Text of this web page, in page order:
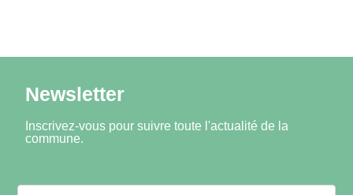
Newsletter
Inscrivez-vous pour suivre toute l'actualité de la
commune.